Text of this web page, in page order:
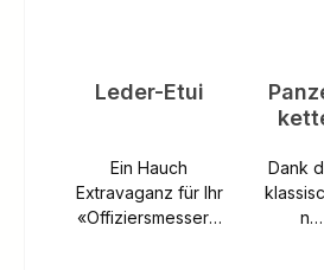
Leder-Etui
Ein Hauch
Extravaganz für Ihr
«OffiziersmesserV
Dank
n